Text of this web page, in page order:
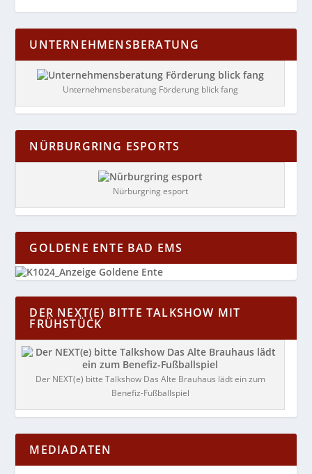
UNTERNEHMENSBERATUNG
Unternehmensberatung Förderung blick fang
NÜRBURGRING ESPORTS
Nürburgring esport
GOLDENE ENTE BAD EMS
DER NEXT(E) BITTE TALKSHOW MIT
FRÜHSTÜCK
Der NEXT(e) bitte Talkshow Das Alte Brauhaus lädt ein zum
Benefiz-Fußballspiel
MEDIADATEN